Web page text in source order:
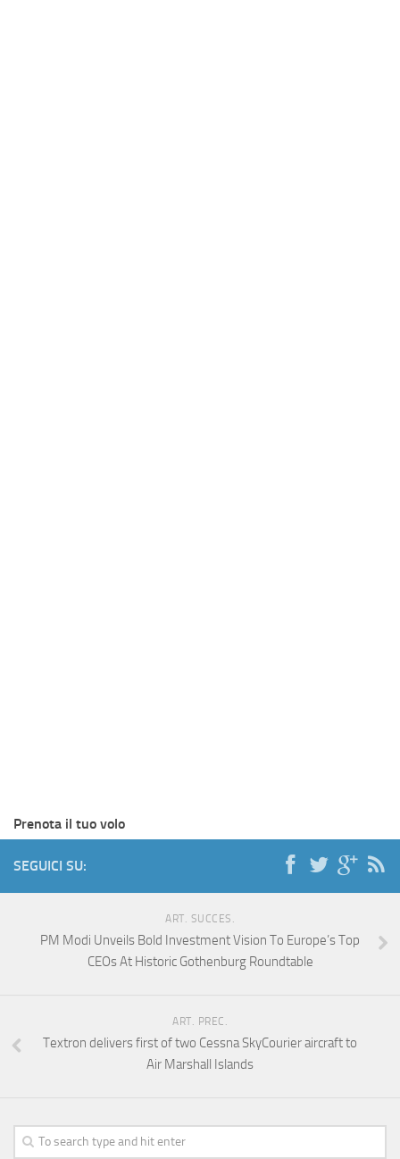
Prenota il tuo volo
SEGUICI SU:
ART. SUCCES.
PM Modi Unveils Bold Investment Vision To Europe’s Top
CEOs At Historic Gothenburg Roundtable
ART. PREC.
Textron delivers first of two Cessna SkyCourier aircraft to
Air Marshall Islands